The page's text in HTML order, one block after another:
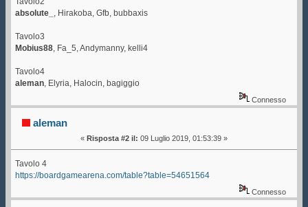
absolute_ , Hirakoba, Gfb, bubbaxis
Tavolo3
Mobius88, Fa_5, Andymanny, kelli4
Tavolo4
aleman, Elyria, Halocin, bagiggio
Connesso
aleman
« Risposta #2 il: 09 Luglio 2019, 01:53:39 »
Tavolo 4
https://boardgamearena.com/table?table=54651564
Connesso